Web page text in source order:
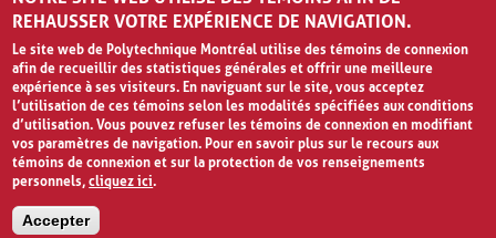
retournera souvent plus de résultat quegarage à vélo
REHAUSSER VOTRE EXPÉRIENCE DE NAVIGATION.
Le site web de Polytechnique Montréal utilise des témoins de connexion
afin de recueillir des statistiques générales et offrir une meilleure
expérience à ses visiteurs. En naviguant sur le site, vous acceptez
l’utilisation de ces témoins selon les modalités spécifiées aux conditions
d’utilisation. Vous pouvez refuser les témoins de connexion en modifiant
vos paramètres de navigation. Pour en savoir plus sur le recours aux
témoins de connexion et sur la protection de vos renseignements
personnels,cliquez ici.
Accepter